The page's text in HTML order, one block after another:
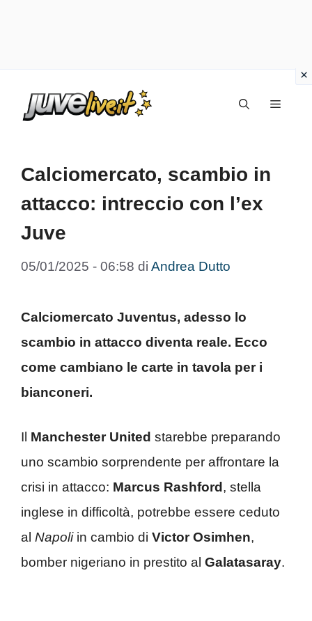
Menu
Calciomercato, scambio in
attacco: intreccio con l’ex
Juve
05/01/2025 - 06:58 di Andrea Dutto
Calciomercato Juventus, adesso lo
scambio in attacco diventa reale. Ecco
come cambiano le carte in tavola per i
bianconeri.
Il Manchester United starebbe preparando
uno scambio sorprendente per affrontare la
crisi in attacco: Marcus Rashford , stella
inglese in difficoltà, potrebbe essere ceduto
al Napoliin cambio di Victor Osimhen,
bomber nigeriano in prestito al Galatasaray.